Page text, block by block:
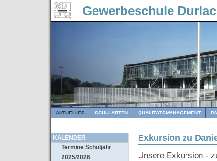
Gewerbeschule
AKTUELLES SCHULARTEN QUALITÄTSMANAGEMENT
KALENDER
Termine Schuljahr
2025/2026
Exkursion zu
Unsere Exkursion -